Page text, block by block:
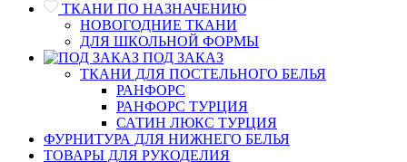
ТКАНИ ПО НАЗНАЧЕНИЮ
НОВОГОДНИЕ ТКАНИ
ДЛЯ ШКОЛЬНОЙ ФОРМЫ
ПОД ЗАКАЗ
ТКАНИ ДЛЯ ПОСТЕЛЬНОГО БЕЛЬЯ
РАНФОРС
РАНФОРС ТУРЦИЯ
САТИН ЛЮКС ТУРЦИЯ
ФУРНИТУРА ДЛЯ НИЖНЕГО БЕЛЬЯ
ТОВАРЫ ДЛЯ РУКОДЕЛИЯ